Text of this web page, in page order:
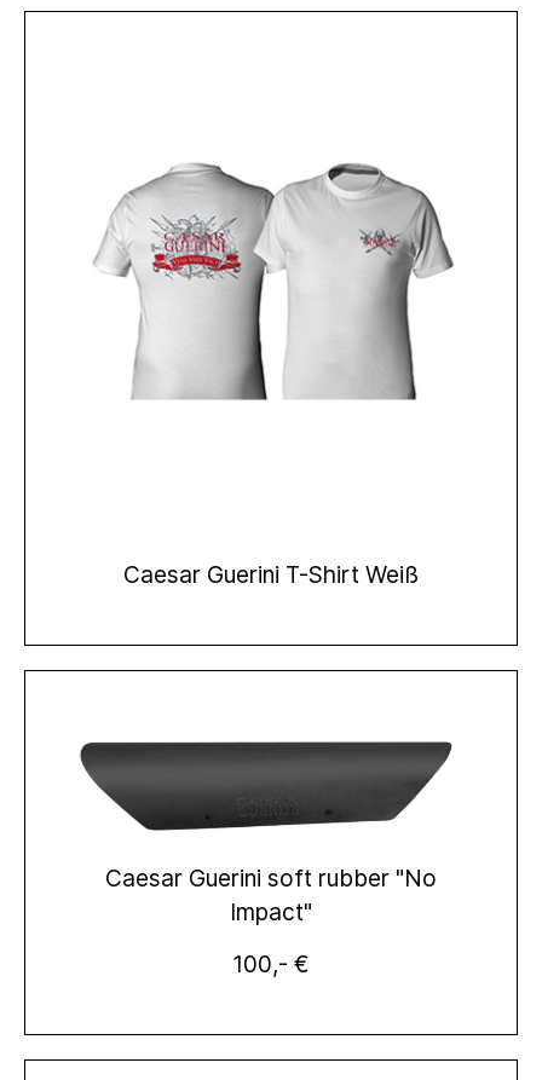
Caesar Guerini T-Shirt Weiß
Caesar Guerini soft rubber "No
Impact"
100,- €